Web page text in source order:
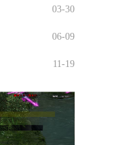
03-30
06-09
11-19